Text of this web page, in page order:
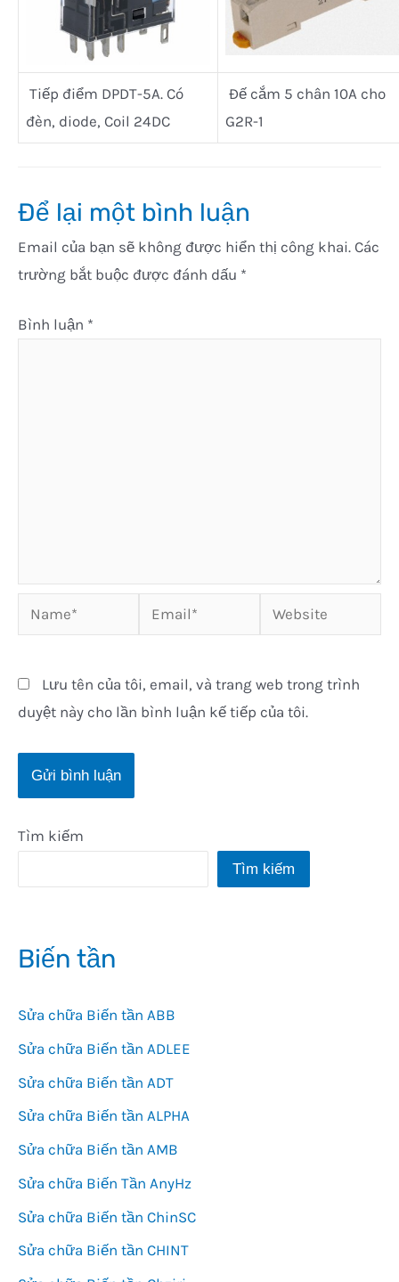
Tìm kiếm
Tìm kiếm
Biến tần
Sửa chữa Biến tần ABB
Sửa chữa Biến tần ADLEE
Sửa chữa Biến tần ADT
Sửa chữa Biến tần ALPHA
Sửa chữa Biến tần AMB
Sửa chữa Biến Tần AnyHz
Sửa chữa Biến tần ChinSC
Sửa chữa Biến tần CHINT
Tiếp điểm DPDT-5A. Có
đèn, diode, Coil 24DC
Đế cắm 5 chân 10A cho
G2R-1
Để lại một bình luận
Email của bạn sẽ không được hiển thị công khai. Các
trường bắt buộc được đánh dấu *
Bình luận *
Name* Email* Website
Lưu tên của tôi, email, và trang web trong trình
duyệt này cho lần bình luận kế tiếp của tôi.